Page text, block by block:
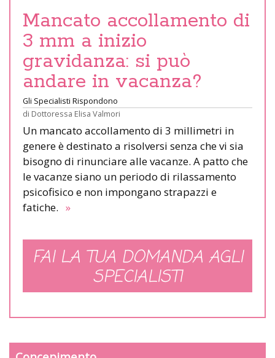
Mancato accollamento di
3 mm a inizio
gravidanza: si può
andare in vacanza?
Gli Specialisti Rispondono
di Dottoressa Elisa Valmori
Un mancato accollamento di 3 millimetri in
genere è destinato a risolversi senza che vi sia
bisogno di rinunciare alle vacanze. A patto che
le vacanze siano un periodo di rilassamento
psicofisico e non impongano strapazzi e
fatiche. »
FAI LA TUA DOMANDA AGLI
SPECIALISTI